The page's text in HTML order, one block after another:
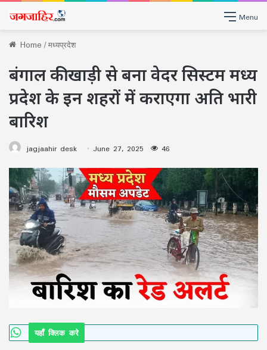
Menu
Home/मध्यप्रदेश
बंगाल की खाड़ी से बना वेदर सिस्‍टम मध्‍य
प्रदेश के इन शहरों में कराएगा अति भारी
बारिश
jagjaahir desk June 27, 2025 46
यहाँ क्लिक करे